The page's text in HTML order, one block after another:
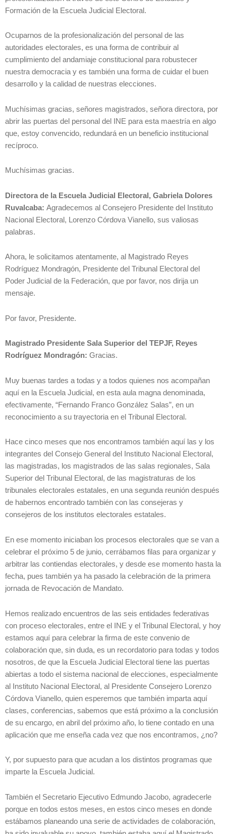
Formación de la Escuela Judicial Electoral.
Ocuparnos de la profesionalización del personal de las
autoridades electorales, es una forma de contribuir al
cumplimiento del andamiaje constitucional para robustecer
nuestra democracia y es también una forma de cuidar el buen
desarrollo y la calidad de nuestras elecciones.
Muchísimas gracias, señores magistrados, señora directora, por
abrir las puertas del personal del INE para esta maestría en algo
que, estoy convencido, redundará en un beneficio institucional
recíproco.
Muchísimas gracias.
Directora de la Escuela Judicial Electoral, Gabriela Dolores
Ruvalcaba: Agradecemos al Consejero Presidente del Instituto
Nacional Electoral, Lorenzo Córdova Vianello, sus valiosas
palabras.
Ahora, le solicitamos atentamente, al Magistrado Reyes
Rodríguez Mondragón, Presidente del Tribunal Electoral del
Poder Judicial de la Federación, que por favor, nos dirija un
mensaje.
Por favor, Presidente.
Magistrado Presidente Sala Superior del TEPJF, Reyes
Rodríguez Mondragón: Gracias.
Muy buenas tardes a todas y a todos quienes nos acompañan
aquí en la Escuela Judicial, en esta aula magna denominada,
efectivamente, “Fernando Franco González Salas”, en un
reconocimiento a su trayectoria en el Tribunal Electoral.
Hace cinco meses que nos encontramos también aquí las y los
integrantes del Consejo General del Instituto Nacional Electoral,
las magistradas, los magistrados de las salas regionales, Sala
Superior del Tribunal Electoral, de las magistraturas de los
tribunales electorales estatales, en una segunda reunión después
de habernos encontrado también con las consejeras y
consejeros de los institutos electorales estatales.
En ese momento iniciaban los procesos electorales que se van a
celebrar el próximo 5 de junio, cerrábamos filas para organizar y
arbitrar las contiendas electorales, y desde ese momento hasta la
fecha, pues también ya ha pasado la celebración de la primera
jornada de Revocación de Mandato.
Hemos realizado encuentros de las seis entidades federativas
con proceso electorales, entre el INE y el Tribunal Electoral, y hoy
estamos aquí para celebrar la firma de este convenio de
colaboración que, sin duda, es un recordatorio para todas y todos
nosotros, de que la Escuela Judicial Electoral tiene las puertas
abiertas a todo el sistema nacional de elecciones, especialmente
al Instituto Nacional Electoral, al Presidente Consejero Lorenzo
Córdova Vianello, quien esperemos que también imparta aquí
clases, conferencias, sabemos que está próximo a la conclusión
de su encargo, en abril del próximo año, lo tiene contado en una
aplicación que me enseña cada vez que nos encontramos, ¿no?
Y, por supuesto para que acudan a los distintos programas que
imparte la Escuela Judicial.
También el Secretario Ejecutivo Edmundo Jacobo, agradecerle
porque en todos estos meses, en estos cinco meses en donde
estábamos planeando una serie de actividades de colaboración,